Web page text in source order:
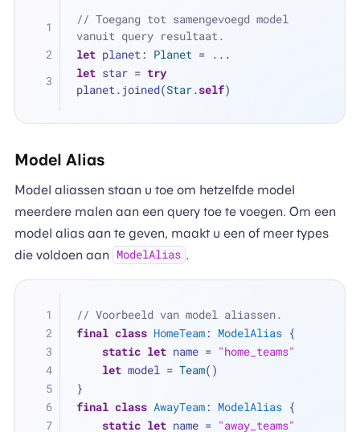
// Toegang tot samengevoegd model
vanuit query resultaat.
let planet: Planet = ...
let star = try
planet.joined(Star.self)
Model Alias
Model aliassen staan u toe om hetzelfde model
meerdere malen aan een query toe te voegen. Om een
model alias aan te geven, maakt u een of meer types
die voldoen aan ModelAlias .
// Voorbeeld van model aliassen.
final class HomeTeam: ModelAlias {
static let name = "home_teams"
let model = Team()
}
final class AwayTeam: ModelAlias {
static let name = "away_teams"